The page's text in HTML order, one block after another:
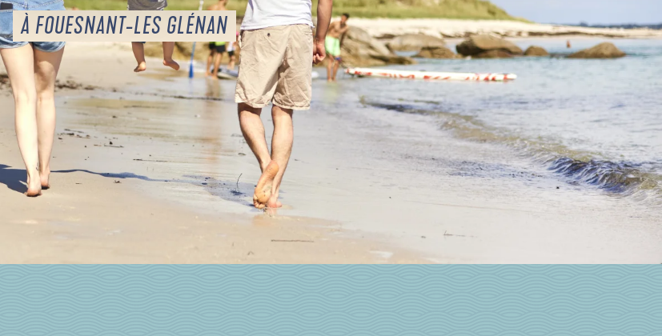
À FOUESNANT-LES GLÉNAN